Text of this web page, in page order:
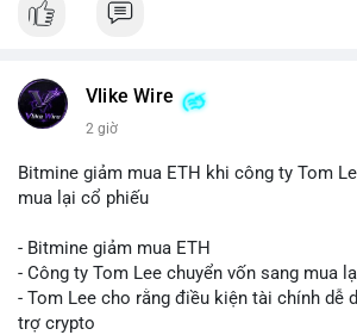
Vlike Wire
2 giờ
Bitmine giảm mua ETH khi công ty Tom
mua lại cổ phiếu
- Bitmine giảm mua ETH
- Công ty Tom Lee chuyển vốn sang mua
- Tom Lee cho rằng điều kiện tài chính dễ
trợ crypto